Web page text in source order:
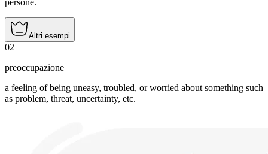
persone.
Altri esempi
02
preoccupazione
a feeling of being uneasy, troubled, or worried about something such
as problem, threat, uncertainty, etc.